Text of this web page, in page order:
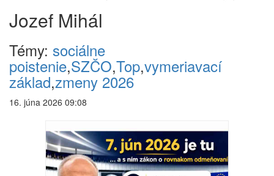
Jozef Mihál
Témy: sociálne
poistenie,SZČO,Top,vymeriavací
základ,zmeny 2026
16. júna 2026 09:08